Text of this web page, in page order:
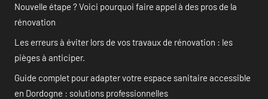
Nouvelle étape ? Voici pourquoi faire appel à des pros de la
rénovation
Les erreurs à éviter lors de vos travaux de rénovation : les
pièges à anticiper.
Guide complet pour adapter votre espace sanitaire accessible
en Dordogne : solutions professionnelles